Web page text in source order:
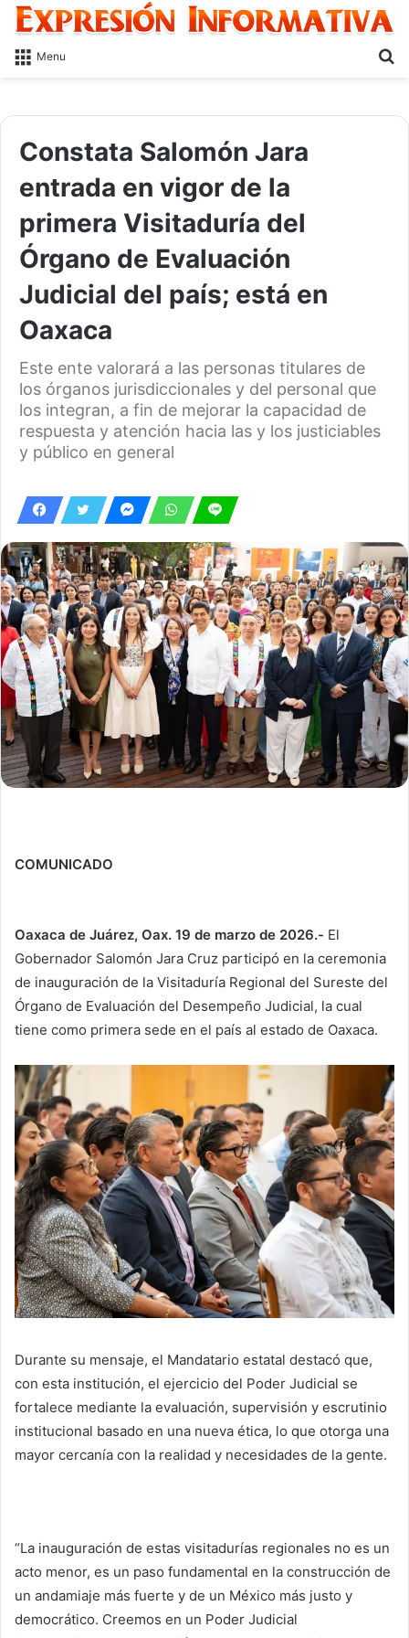
Menu
Constata Salomón Jara
entrada en vigor de la
primera Visitaduría del
Órgano de Evaluación
Judicial del país; está en
Oaxaca
Este ente valorará a las personas titulares de
los órganos jurisdiccionales y del personal que
los integran, a fin de mejorar la capacidad de
respuesta y atención hacia las y los justiciables
y público en general
COMUNICADO
Oaxaca de Juárez, Oax. 19 de marzo de 2026.- El
Gobernador Salomón Jara Cruz participó en la ceremonia
de inauguración de la Visitaduría Regional del Sureste del
Órgano de Evaluación del Desempeño Judicial, la cual
tiene como primera sede en el país al estado de Oaxaca.
Durante su mensaje, el Mandatario estatal destacó que,
con esta institución, el ejercicio del Poder Judicial se
fortalece mediante la evaluación, supervisión y escrutinio
institucional basado en una nueva ética, lo que otorga una
mayor cercanía con la realidad y necesidades de la gente.
“La inauguración de estas visitadurías regionales no es un
acto menor, es un paso fundamental en la construcción de
un andamiaje más fuerte y de un México más justo y
democrático. Creemos en un Poder Judicial